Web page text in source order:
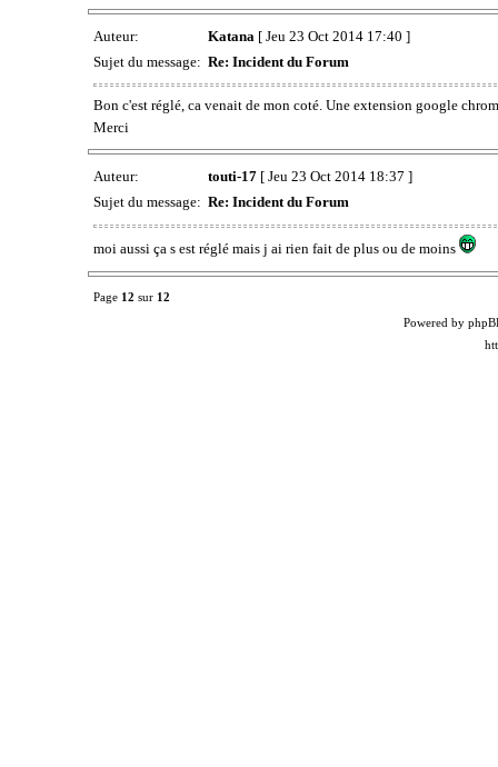
Auteur: Katana [ Jeu 23 Oct 2014 17:40 ]
Sujet du message: Re: Incident du Forum
Bon c'est réglé, ca venait de mon coté. Une extension google
Merci
Auteur: touti-17[ Jeu 23 Oct 2014 18:37 ]
Sujet du message: Re: Incident du Forum
moi aussi ça s est réglé mais j ai rien fait de plus ou de moins
Page 12 sur 12
Powered by